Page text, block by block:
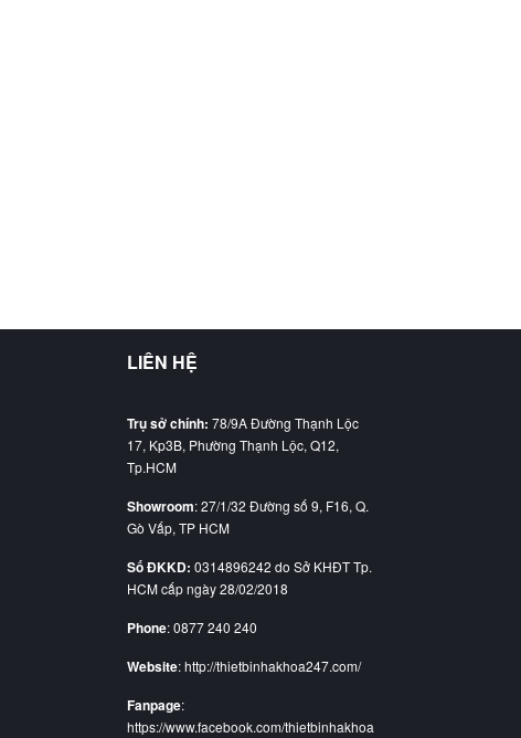
LIÊN HỆ
Trụ sở chính: 78/9A Đường Thạnh Lộc
17, Kp3B, Phường Thạnh Lộc, Q12,
Tp.HCM
Showroom: 27/1/32 Đường số 9, F16, Q.
Gò Vấp, TP HCM
Số ĐKKD: 0314896242 do Sở KHĐT Tp.
HCM cấp ngày 28/02/2018
Phone: 0877 240 240
Website: http://thietbinhakhoa247.com/
Fanpage:
https://www.facebook.com/thietbinhakhoa